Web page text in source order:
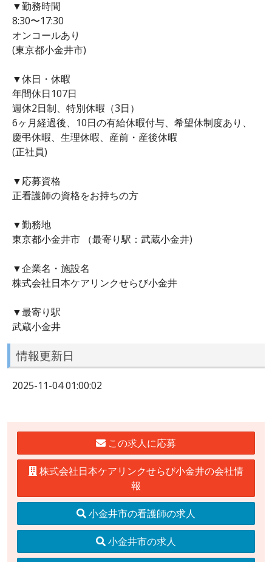
▼勤務時間
8:30〜17:30
オンコールあり
(東京都小金井市)
▼休日・休暇
年間休日107日
週休2日制、特別休暇（3日）
6ヶ月経過後、10日の有給休暇付与、希望休制度あり、
慶弔休暇、生理休暇、産前・産後休暇
(正社員)
▼応募資格
正看護師の資格をお持ちの方
▼勤務地
東京都小金井市 （最寄り駅：武蔵小金井)
▼企業名・施設名
株式会社日本ケアリンクせらび小金井
▼最寄り駅
武蔵小金井
情報更新日
2025-11-04 01:00:02
この求人に応募
株式会社日本ケアリンクせらび小金井の会社情
報
小金井市の看護師の求人
小金井市の求人